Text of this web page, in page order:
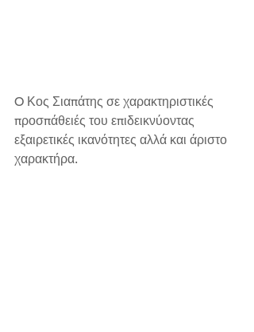
O Κος Σιαπάτης σε χαρακτηριστικές
προσπάθειές του επιδεικνύοντας
εξαιρετικές ικανότητες αλλά και άριστο
χαρακτήρα.